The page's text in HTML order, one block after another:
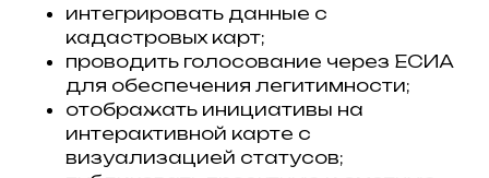
интегрировать данные с
кадастровых карт;
проводить голосование через ЕСИА
для обеспечения легитимности;
отображать инициативы на
интерактивной карте с
визуализацией статусов;